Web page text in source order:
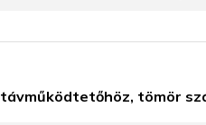
távműködtetőhöz, tömör